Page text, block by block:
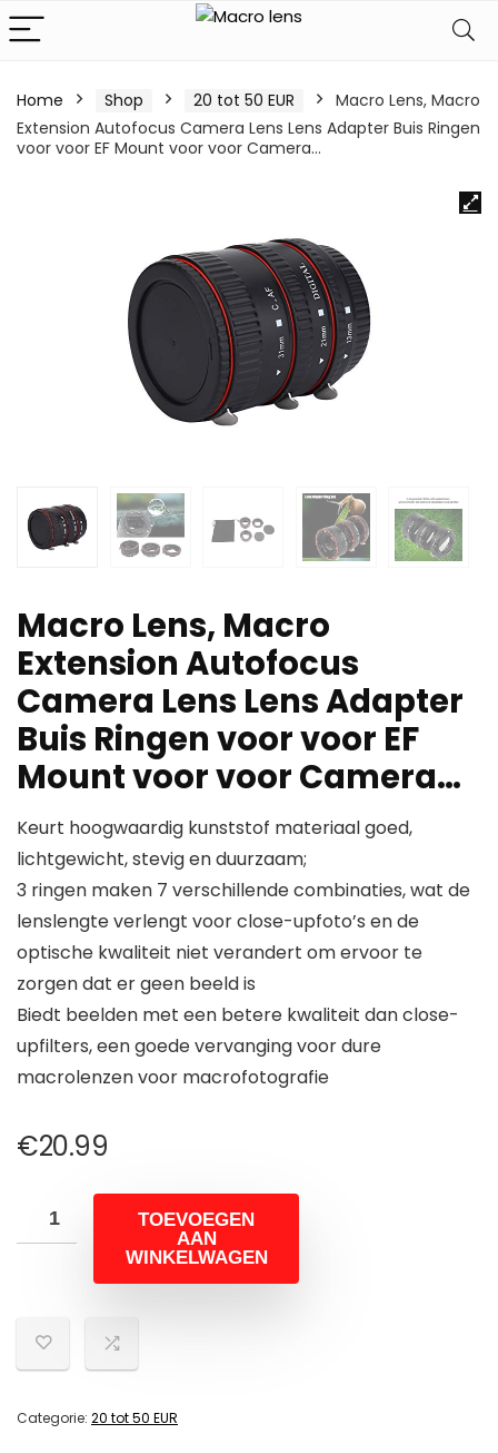
Home Shop 20 tot 50 EUR
Macro Lens, Macro
Extension Autofocus Camera Lens Lens Adapter Buis Ringen
voor voor EF Mount voor voor Camera…
Macro Lens, Macro
Extension Autofocus
Camera Lens Lens Adapter
Buis Ringen voor voor EF
Mount voor voor Camera…
Keurt hoogwaardig kunststof materiaal goed,
lichtgewicht, stevig en duurzaam;
3 ringen maken 7 verschillende combinaties, wat de
lenslengte verlengt voor close-upfoto’s en de
optische kwaliteit niet verandert om ervoor te
zorgen dat er geen beeld is
Biedt beelden met een betere kwaliteit dan close-
upfilters, een goede vervanging voor dure
macrolenzen voor macrofotografie
€20.99
TOEVOEGEN
AAN
WINKELWAGEN
Categorie: 20 tot 50 EUR